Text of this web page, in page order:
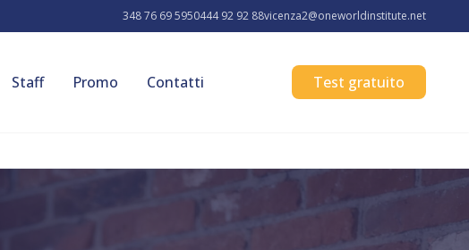
348 76 69 5950444 92 92 88vicenza2@oneworldinstitute.net
Staff Promo Contatti Test gratuito